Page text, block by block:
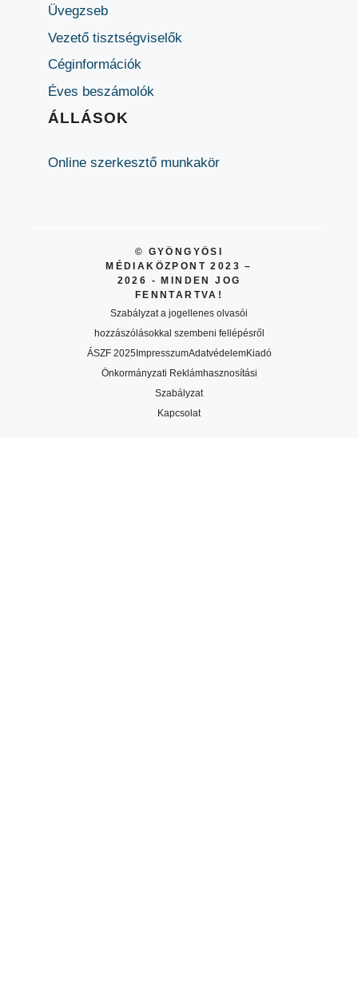
Üvegzseb
Vezető tisztségviselők
Céginformációk
Éves beszámolók
ÁLLÁSOK
Online szerkesztő munkakör
© GYÖNGYÖSI
MÉDIAKÖZPONT 2023 –
2026 - MINDEN JOG
FENNTARTVA!
Szabályzat a jogellenes olvasói
hozzászólásokkal szembeni fellépésről
ÁSZF 2025ImpresszumAdatvédelemKiadó
Önkormányzati Reklámhasznosítási
Szabályzat
Kapcsolat